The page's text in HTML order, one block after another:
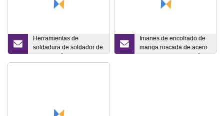
Herramientas de
soldadura de soldador de
arco de 3 ángulos
Imanes de encofrado de
manga roscada de acero
de anclaje de hormigón